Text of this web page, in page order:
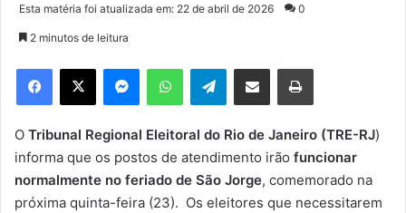
e
m
e
-
m
a
Esta matéria foi atualizada em: 22 de abril de 2026 0
2 minutos de leitura
Telegram
O Tribunal Regional Eleitoral do Rio de Janeiro (TRE-RJ)
informa que os postos de atendimento irão funcionar
normalmente no feriado de São Jorge, comemorado na
próxima quinta-feira (23). Os eleitores que necessitarem